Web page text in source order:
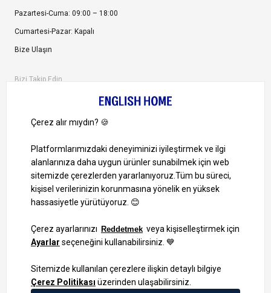
Pazartesi-Cuma: 09:00 – 18:00
Cumartesi-Pazar: Kapalı
Bize Ulaşın
Bizi Takip Edin
1000 TL ve Üzeri Alışverişlerinizde Kargo Bedava!
Bilgi Toplum Hizmetleri
KVKK Veri İşleme Politikamız
Site Haritası